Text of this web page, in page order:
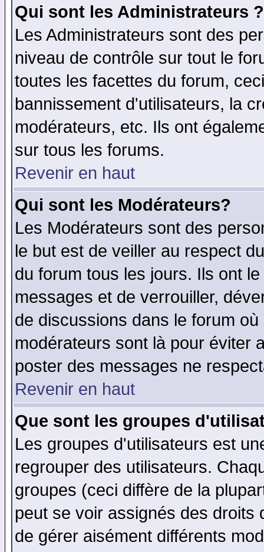
Qui sont les Administrateurs ?
Les Administrateurs sont des
niveau de contrôle sur tout le
toutes les facettes du forum,
bannissement d'utilisateurs, la
modérateurs, etc. Ils ont
sur tous les forums.
Revenir en haut
Qui sont les Modérateurs?
Les Modérateurs sont des
le but est de veiller au respect
du forum tous les jours. Ils ont
messages et de verrouiller,
de discussions dans le forum
modérateurs sont là pour éviter
poster des messages ne
Revenir en haut
Que sont les groupes
Les groupes d'utilisateurs est
regrouper des utilisateurs.
groupes (ceci diffère de la
peut se voir assignés des
de gérer aisément différents